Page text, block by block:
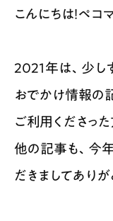
こんにちは！ペコ
2021年は、少し
おでかけ情報の
ご利用くださっ
他の記事も、今
だきましてありが